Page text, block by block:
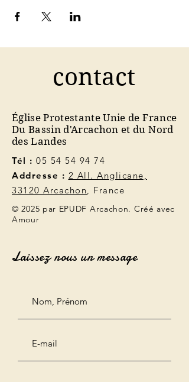
contact
Église Protestante Unie de France
Du Bassin d'Arcachon et du Nord
des Landes
Tél : 05 54 54 94 74
Addresse : 2 All. Anglicane,
33120 Arcachon, France
© 2025 par EPUDF Arcachon. Créé avec
Amour
Laissez nous un message